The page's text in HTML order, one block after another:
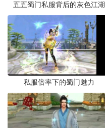
五五蜀门私服背后的灰色江湖
私服倍率下的蜀门魅力